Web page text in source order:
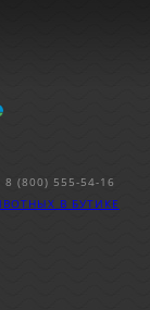
(800) 555-54-16
В БУТИКЕ